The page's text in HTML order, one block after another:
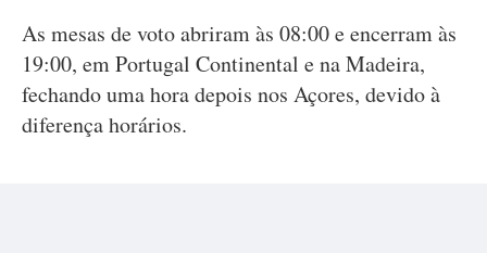
As mesas de voto abriram às 08:00 e encerram às
19:00, em Portugal Continental e na Madeira,
fechando uma hora depois nos Açores, devido à
diferença horários.